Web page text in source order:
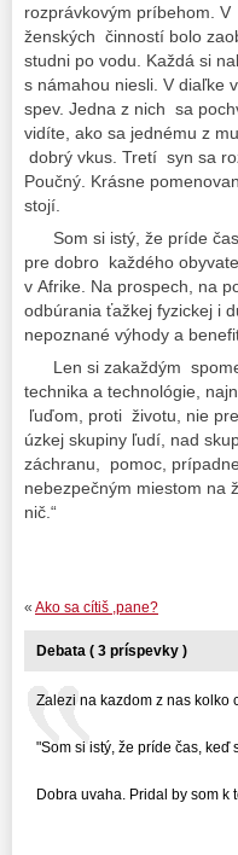
rozprávkovým príbehom.
ženských činností bolo
studni po vodu. Každá si
s námahou niesli. V diaľke
spev. Jedna z nich sa
vidíte, ako sa jednému z
dobrý vkus. Tretí syn sa
Poučný. Krásne
stojí.
Som si istý, že príde čas,
pre dobro každého
v Afrike. Na prospech, na
odbúrania ťažkej fyzickej i
nepoznané výhody a
Len si zakaždým
technika a technológie,
ľuďom, proti životu, nie
úzkej skupiny ľudí, nad
záchranu, pomoc,
nebezpečným miestom na
nič.“
« Ako sa cítiš ,pane?
Debata ( 3 príspevky )
Zalezi na kazdom z nas kolko
"Som si istý, že príde čas, keď
Dobra uvaha. Pridal by som k